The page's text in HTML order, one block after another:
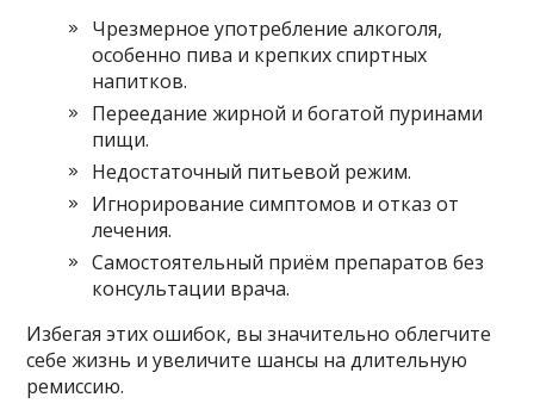
Чрезмерное употребление алкоголя,
особенно пива и крепких спиртных
напитков.
Переедание жирной и богатой пуринами
пищи.
Недостаточный питьевой режим.
Игнорирование симптомов и отказ от
лечения.
Самостоятельный приём препаратов без
консультации врача.
Избегая этих ошибок, вы значительно облегчите
себе жизнь и увеличите шансы на длительную
ремиссию.